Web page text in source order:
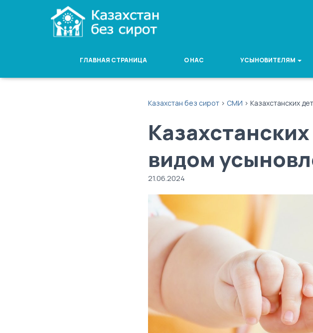
ГЛАВНАЯ СТРАНИЦА О НАС УСЫНОВИТЕЛЯМ
Казахстан без сирот > СМИ > Казахстанских
видом
21.06.2024